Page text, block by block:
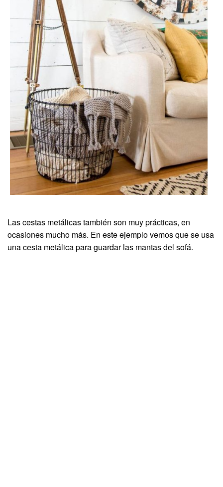
Las cestas metálicas también son muy prácticas, en
ocasiones mucho más. En este ejemplo vemos que se usa
una cesta metálica para guardar las mantas del sofá.